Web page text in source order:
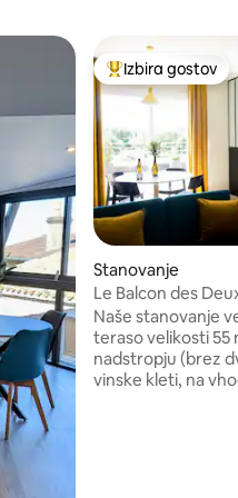
»Izbira gostov«
Najbolj
Izbira gostov
Stanovanje
Le Balcon des
Naše stanovanje
teraso velikosti 55
nadstropju (brez
vinske kleti, na